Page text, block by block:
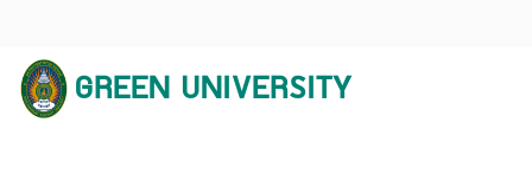
GREEN UNIVERSITY